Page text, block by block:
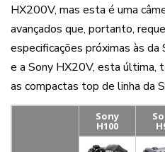
HX200V, mas esta é uma
avançados que, portanto,
especificações próximas às
e a Sony HX20V, esta última,
as compactas top de linha da
Sony
H100